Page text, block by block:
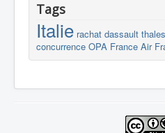
Tags
Italie rachat dassault thales
concurrence OPA France Air